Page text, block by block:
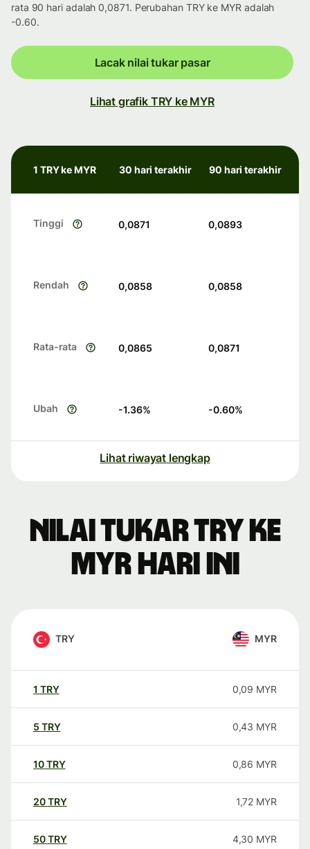
rata 90 hari adalah 0,0871. Perubahan TRY ke MYR adalah
-0.60.
Lacak nilai tukar pasar
Lihat grafik TRY ke MYR
1 TRY ke MYR 30 hari terakhir 90 hari terakhir
Tinggi 0,0871 0,0893
Rendah 0,0858 0,0858
Rata-rata 0,0865 0,0871
Ubah -1.36% -0.60%
Lihat riwayat lengkap
Nilai tukar TRY ke
MYR hari ini
TRY MYR
1 TRY 0,09 MYR
5 TRY 0,43 MYR
10TRY 0,86 MYR
20TRY 1,72 MYR
50TRY 4,30 MYR